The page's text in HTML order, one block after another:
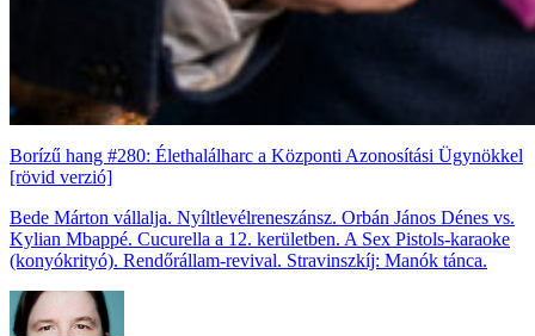
Borízű hang #280: Élethalálharc a Központi Azonosítási Ügynökkel
[rövid verzió]
Bede Márton vállalja. Nyíltlevélreneszánsz. Orbán János Dénes vs.
Kylian Mbappé. Cucurella a 12. kerületben. A Sex Pistols-karaoke
(konyókrityó). Rendőrállam-revival. Stravinszkíj: Manók tánca.